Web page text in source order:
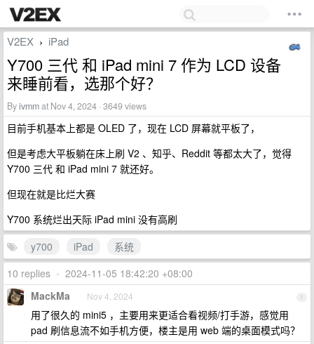
V2EX › iPad
Y700 三代 和 iPad mini 7 作为 LCD 设备
来睡前看，选那个好？
Byivmmat Nov 4, 2024 · 3649 views
目前手机基本上都是 OLED 了，现在 LCD 屏幕就平板了，
但是考虑大平板躺在床上刷 V2 、知乎、Reddit 等都太大了，觉得
Y700 三代 和 iPad mini 7 就还好。
但现在就是比烂大赛
Y700 系统烂出天际 iPad mini 没有高刷
y700
iPad
系统
10 replies • 2024-11-05 18:42:20 +08:00
1
MackMa Nov 4, 2024
用了很久的 mini5 ，主要用来更适合看视频/打手游，感觉用
pad 刷信息流不如手机方便，楼主是用 web 端的桌面模式吗？